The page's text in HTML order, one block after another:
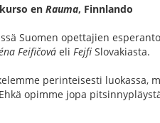
en Rauma, Finnlando
Suomen opettajien
Feifičová eli Fejfi Slovakiasta.
perinteisesti luokassa,
opimme jopa